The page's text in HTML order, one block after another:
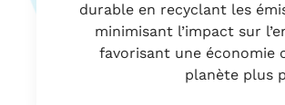
durable en recyclant les
minimisant l’impact sur
favorisant une économie
planète plus